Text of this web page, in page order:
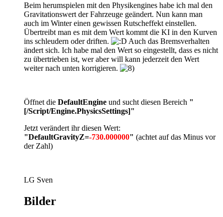
Beim herumspielen mit den Physikengines habe ich mal den
Gravitationswert der Fahrzeuge geändert. Nun kann man
auch im Winter einen gewissen Rutscheffekt einstellen.
Übertreibt man es mit dem Wert kommt die KI in den Kurven
ins schleudern oder driften.
Auch das Bremsverhalten
ändert sich. Ich habe mal den Wert so eingestellt, dass es nicht
zu übertrieben ist, wer aber will kann jederzeit den Wert
weiter nach unten korrigieren.
Öffnet die DefaultEngine und sucht diesen Bereich "
[/Script/Engine.PhysicsSettings]"
Jetzt verändert ihr diesen Wert:
"DefaultGravityZ=-730.000000" (achtet auf das Minus vor
der Zahl)
LG Sven
Bilder